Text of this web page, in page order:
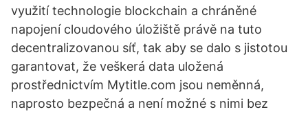
využití technologie blockchain a chráněné
napojení cloudového úložiště právě na tuto
decentralizovanou síť, tak aby se dalo s jistotou
garantovat, že veškerá data uložená
prostřednictvím Mytitle.com jsou neměnná,
naprosto bezpečná a není možné s nimi bez